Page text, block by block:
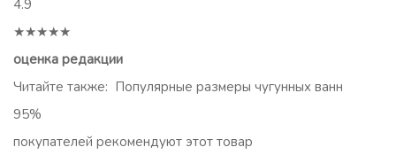
4.9
★★★★★
оценка редакции
Читайте также: Популярные размеры чугунных ванн
95%
покупателей рекомендуют этот товар